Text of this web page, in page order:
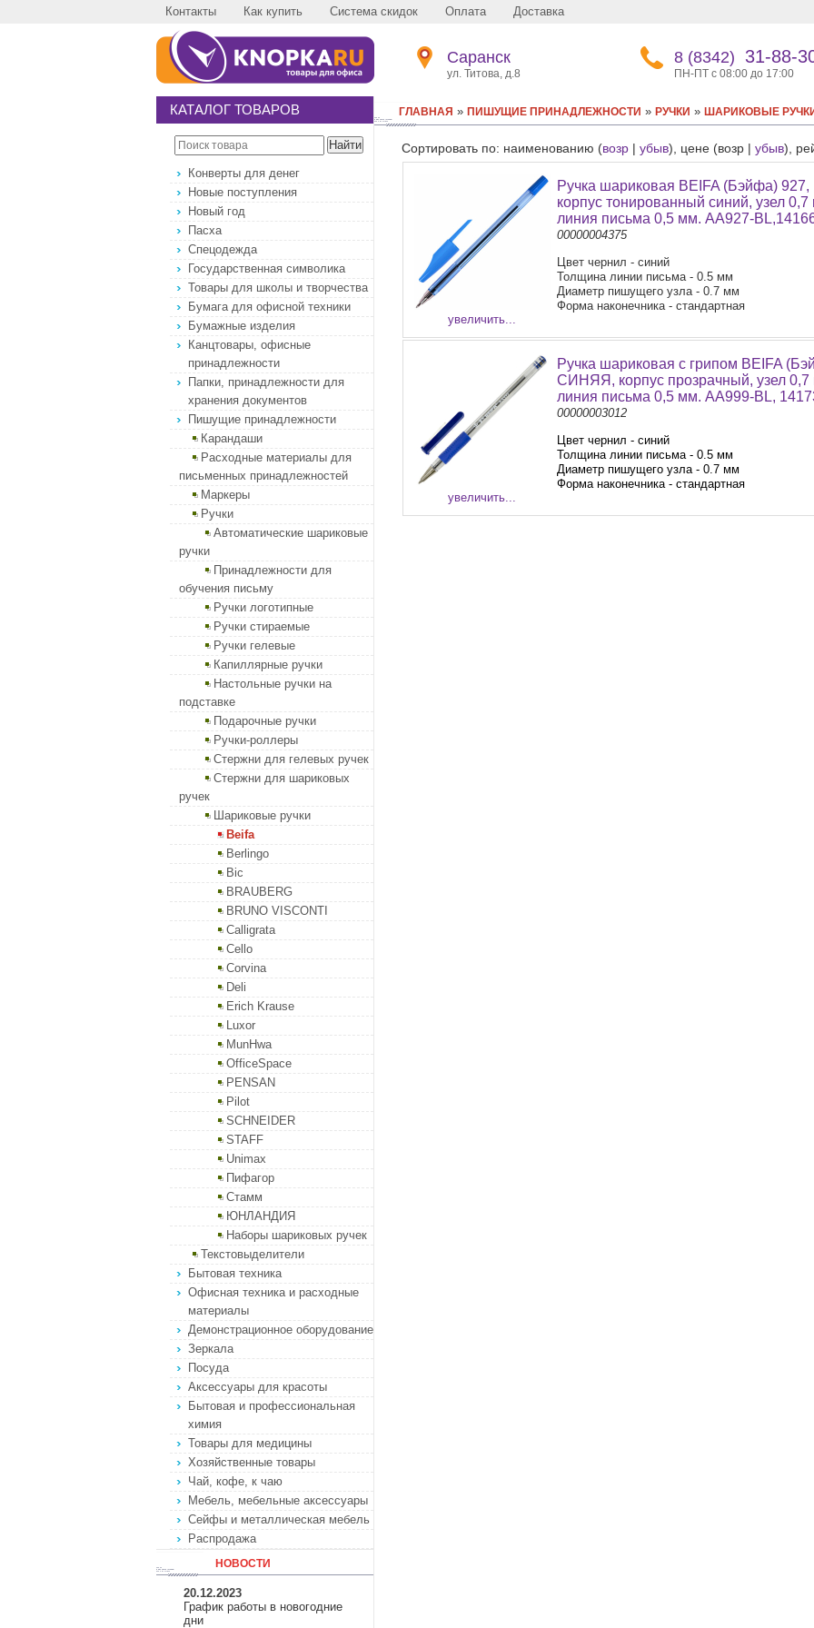
Контакты Как купить Система скидок Оплата Доставка
Саранск
ул. Титова, д.8
8 (8342) 31-88-
ПН-ПТ с 08:00 до 17:00
КАТАЛОГ ТОВАРОВ
Конверты для денег
Новые поступления
Новый год
Пасха
Спецодежда
Государственная символика
Товары для школы и творчества
Бумага для офисной техники
Бумажные изделия
Канцтовары, офисные
принадлежности
Папки, принадлежности для
хранения документов
Пишущие принадлежности
Карандаши
Расходные материалы для
письменных принадлежностей
Маркеры
Ручки
Автоматические шариковые
ручки
Принадлежности для
обучения письму
Ручки логотипные
Ручки стираемые
Ручки гелевые
Капиллярные ручки
Настольные ручки на
подставке
Подарочные ручки
Ручки-роллеры
Стержни для гелевых ручек
Стержни для шариковых
ручек
Шариковые ручки
Beifa
Berlingo
Bic
BRAUBERG
BRUNO VISCONTI
Calligrata
Cello
Corvina
Deli
Erich Krause
Luxor
MunHwa
OfficeSpace
PENSAN
Pilot
SCHNEIDER
STAFF
Unimax
Пифагор
Стамм
ЮНЛАНДИЯ
Наборы шариковых ручек
Текстовыделители
Бытовая техника
Офисная техника и расходные
материалы
Демонстрационное оборудование
Зеркала
Посуда
Аксессуары для красоты
Бытовая и профессиональная
химия
Товары для медицины
Хозяйственные товары
Чай, кофе, к чаю
Мебель, мебельные аксессуары
Сейфы и металлическая мебель
Распродажа
НОВОСТИ
20.12.2023
График работы в новогодние
дни
ГЛАВНАЯ » ПИШУЩИЕ ПРИНАДЛЕЖНОСТИ » РУЧКИ » ШАРИКОВЫЕ
Сортировать по: наименованию (возр | убыв), цене (возр | убыв),
увеличить...
Ручка шариковая BEIFA (Бэйфа) 927,
корпус тонированный синий, узел 0,7
линия письма 0,5 мм. AA927-
00000004375
Цвет чернил - синий
Толщина линии письма - 0.5 мм
Диаметр пишущего узла - 0.7 мм
Форма наконечника - стандартная
увеличить...
Ручка шариковая с грипом BEIFA
СИНЯЯ, корпус прозрачный, узел 0,7
линия письма 0,5 мм. AA999-BL,
00000003012
Цвет чернил - синий
Толщина линии письма - 0.5 мм
Диаметр пишущего узла - 0.7 мм
Форма наконечника - стандартная